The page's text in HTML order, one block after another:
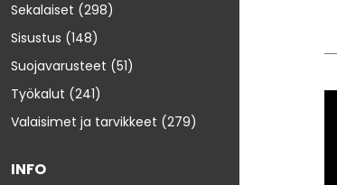
Sekalaiset (298)
Sisustus (148)
Suojavarusteet (51)
Työkalut (241)
Valaisimet ja tarvikkeet (279)
INFO